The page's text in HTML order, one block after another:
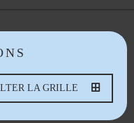
LA GRILLE